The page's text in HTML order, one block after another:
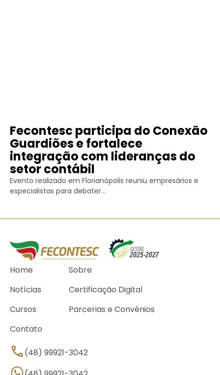
Fecontesc participa do Conexão
Guardiões e fortalece
integração com lideranças do
setor contábil
Evento realizado em Florianópolis reuniu empresários e
especialistas para debater...
Home
Sobre
Notícias
Certificação Digital
Cursos
Parcerias e Convênios
Contato
(48) 99921-3042